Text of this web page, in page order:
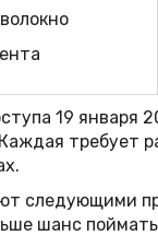
19 января
требует
следующими
шанс